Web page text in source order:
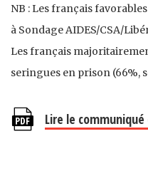
NB : Les français favorables
à Sondage AIDES/CSA/
Les français
seringues en prison (66%,
Lire le